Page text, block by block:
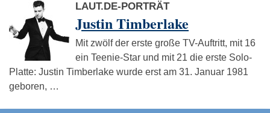
LAUT.DE-PORTRÄT
Justin Timberlake
Mit zwölf der erste große TV-Auftritt, mit 16
ein Teenie-Star und mit 21 die erste Solo-
Platte: Justin Timberlake wurde erst am 31. Januar 1981
geboren, …